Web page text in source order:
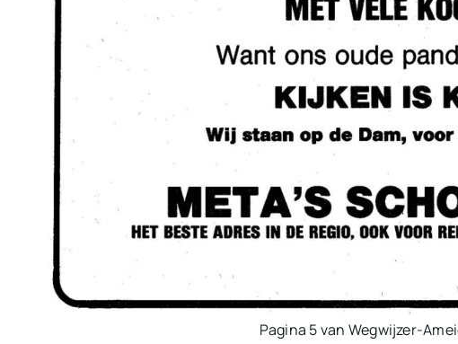
Pagina 5 van Wegwijzer-